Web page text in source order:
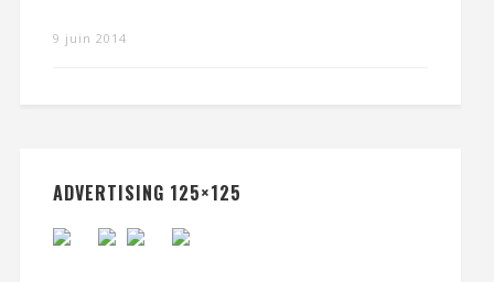
9 juin 2014
ADVERTISING 125×125